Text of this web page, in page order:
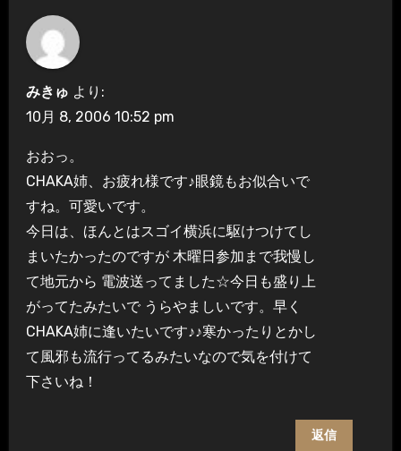
みきゅ より:
10月 8, 2006 10:52 pm
おおっ。
CHAKA姉、お疲れ様です♪眼鏡もお似合いで
すね。可愛いです。
今日は、ほんとはスゴイ横浜に駆けつけてし
まいたかったのですが 木曜日参加まで我慢し
て地元から 電波送ってました☆今日も盛り上
がってたみたいで うらやましいです。早く
CHAKA姉に逢いたいです♪♪寒かったりとかし
て風邪も流行ってるみたいなので気を付けて
下さいね！
返信